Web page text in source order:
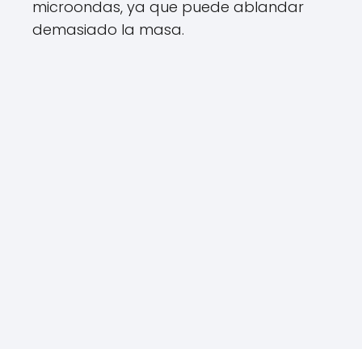
microondas, ya que puede ablandar
demasiado la masa.